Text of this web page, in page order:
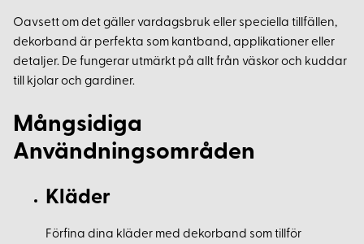
Oavsett om det gäller vardagsbruk eller speciella tillfällen,
dekorband är perfekta som kantband, applikationer eller
detaljer. De fungerar utmärkt på allt från väskor och kuddar
till kjolar och gardiner.
Mångsidiga
Användningsområden
Kläder
Förfina dina kläder med dekorband som tillför